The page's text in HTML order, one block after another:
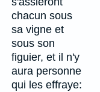
chacun sous
sa vigne et
sous son
figuier, et il n'y
aura personne
qui les effraye: